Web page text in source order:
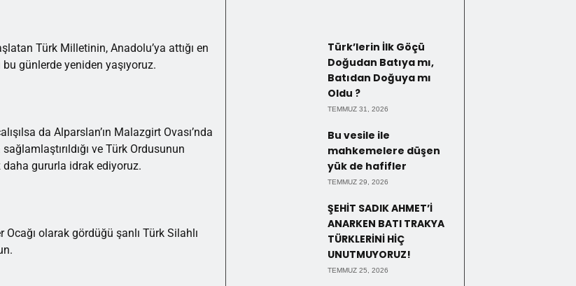
Türk Milletinin, Anadolu’ya attığı en
bu günlerde yeniden yaşıyoruz.
da Alparslan’ın Malazgirt Ovası’nda
ve Türk Ordusunun
daha gururla idrak ediyoruz.
Ocağı olarak gördüğü şanlı Türk Silahlı
Türk’lerin İlk Göçü
Doğudan Batıya mı,
Batıdan Doğuya mı
Oldu ?
TEMMUZ 31, 2026
Bu vesile ile
mahkemelere düşen
yük de hafifler
TEMMUZ 29, 2026
ŞEHİT SADIK AHMET’İ
ANARKEN BATI TRAKYA
TÜRKLERİNİ HİÇ
UNUTMUYORUZ!
TEMMUZ 25, 2026